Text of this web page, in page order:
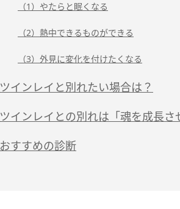
（1）やたらと眠くなる
（2）熱中できるものができる
（3）外見に変化を付けたくなる
ツインレイと別れたい場合は？
ツインレイとの別れは「魂を成長さ
おすすめの診断